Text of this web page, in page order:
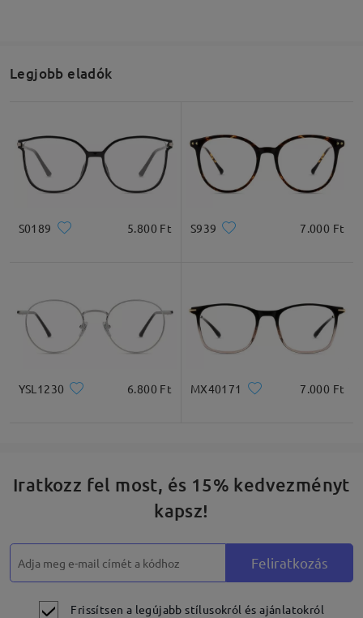
Legjobb eladók
S0189 5.800 Ft S939 7.000 Ft
YSL1230 6.800 Ft MX40171 7.000 Ft
Iratkozz fel most, és 15% kedvezményt
kapsz!
Feliratkozás
Frissítsen a legújabb stílusokról és ajánlatokról